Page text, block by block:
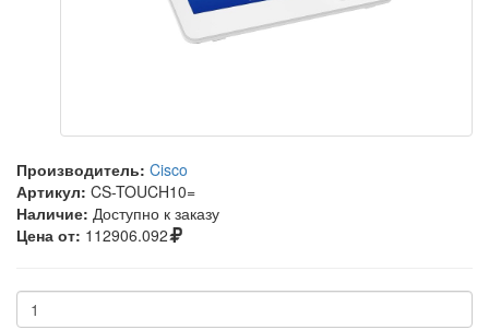
Производитель: Cisco
Артикул: CS-TOUCH10=
Наличие: Доступно к заказу
Цена от: 112906.092